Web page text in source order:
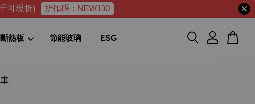
可現折) 折扣碼 : NEW100
斷熱板 節能玻璃 ESG